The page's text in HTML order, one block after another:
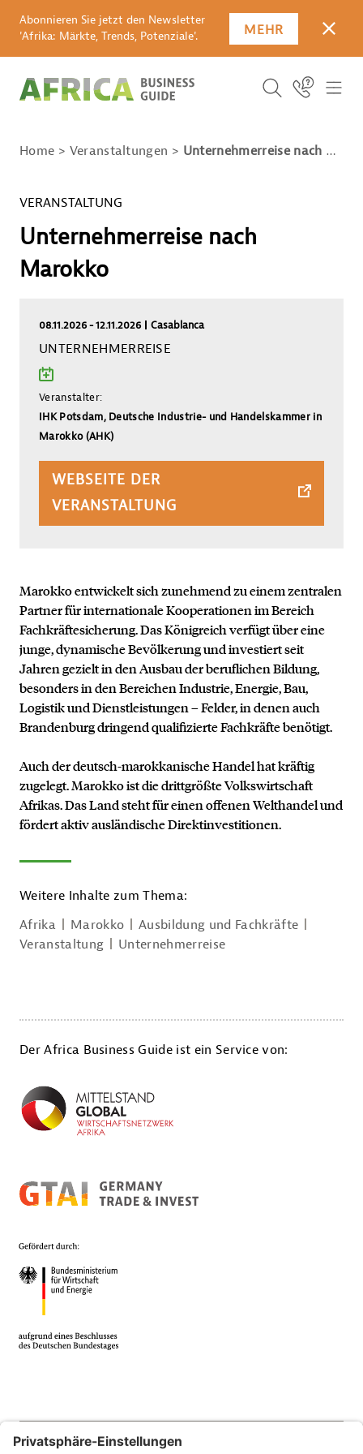
Abonnieren Sie jetzt den Newsletter
'Afrika: Märkte, Trends, Potenziale'.
MEHR
ICON
SUCHBEGRIFF
SUCHEN
Icon Link
Home Veranstaltungen Unternehmerreise nach Marokko
VERANSTALTUNG
Unternehmerreise nach
Marokko
Information zur Veranstaltung
08.11.2026 - 12.11.2026 Casablanca
UNTERNEHMERREISE
Veranstalter:
IHK Potsdam, Deutsche Industrie- und Handelskammer in
Marokko (AHK)
WEBSEITE DER
VERANSTALTUNG
Marokko entwickelt sich zunehmend zu einem zentralen
Partner für internationale Kooperationen im Bereich
Fachkräftesicherung. Das Königreich verfügt über eine
junge, dynamische Bevölkerung und investiert seit
Jahren gezielt in den Ausbau der beruflichen Bildung,
besonders in den Bereichen Industrie, Energie, Bau,
Logistik und Dienstleistungen – Felder, in denen auch
Brandenburg dringend qualifizierte Fachkräfte benötigt.
Auch der deutsch-marokkanische Handel hat kräftig
zugelegt. Marokko ist die drittgrößte Volkswirtschaft
Afrikas. Das Land steht für einen offenen Welthandel und
fördert aktiv ausländische Direktinvestitionen.
Weitere Inhalte zum Thema:
Afrika
Marokko
Ausbildung und Fachkräfte
Veranstaltung
Unternehmerreise
Der Africa Business Guide ist ein Service von:
Kontakt